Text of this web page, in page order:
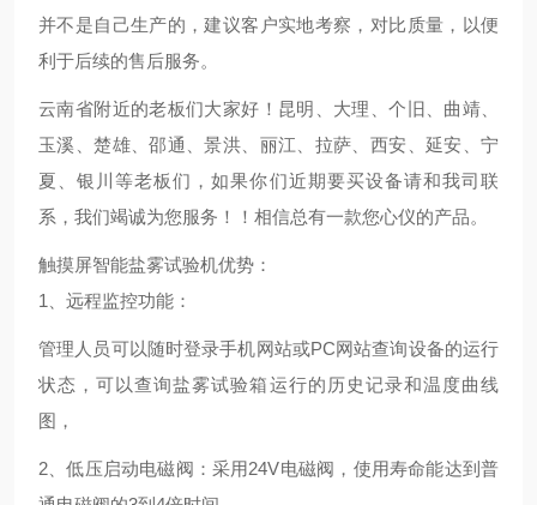
并不是自己生产的，建议客户实地考察，对比质量，以便
利于后续的售后服务。
云南省附近的老板们大家好！昆明、大理、个旧、曲靖、
玉溪、楚雄、邵通、景洪、丽江、拉萨、西安、延安、宁
夏、银川等老板们，如果你们近期要买设备请和我司联
系，我们竭诚为您服务！！相信总有一款您心仪的产品。
触摸屏智能盐雾试验机优势：
1、远程监控功能：
管理人员可以随时登录手机网站或PC网站查询设备的运行
状态，可以查询盐雾试验箱运行的历史记录和温度曲线
图，
2、低压启动电磁阀：采用24V电磁阀，使用寿命能达到普